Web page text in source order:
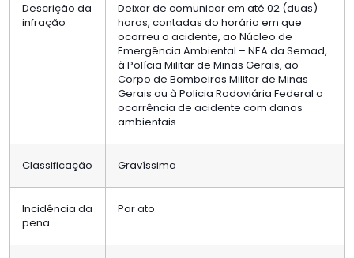
Descrição da
infração
Deixar de comunicar em até 02 (duas)
horas, contadas do horário em que
ocorreu o acidente, ao Núcleo de
Emergência Ambiental – NEA da Semad,
à Polícia Militar de Minas Gerais, ao
Corpo de Bombeiros Militar de Minas
Gerais ou à Policia Rodoviária Federal a
ocorrência de acidente com danos
ambientais.
Classificação Gravíssima
Incidência da
pena
Por ato